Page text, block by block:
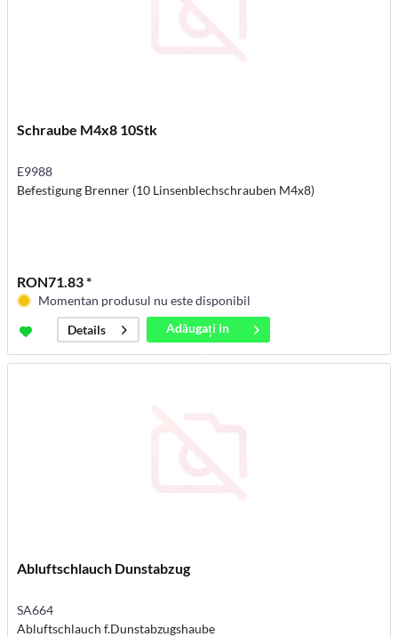
Schraube M4x8 10Stk
E9988
Befestigung Brenner (10 Linsenblechschrauben M4x8)
RON71.83 *
Momentan produsul nu este disponibil
Details
Adăugați in
coș
Abluftschlauch Dunstabzug
SA664
Abluftschlauch f.Dunstabzugshaube